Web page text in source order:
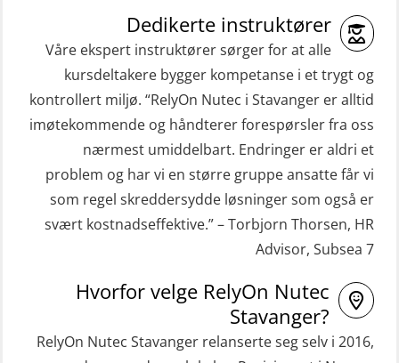
beredskapspersonell med E-læring
(OBSBLE044)
HLO/MOB/Søk- og Redningslag
kombinasjon – repetisjon (OSC1162)
HLO/Søk & Redningslag kombinasjon
– repetisjon (OSC1161)
Helikopterevakuering inkl.
Pustelunge (OSE1251)
Helikopterevakuering med HABD,
inkl. Brannslukking og Førstehjelp-
sivile mannskaper (FSC119)
Helikopterevakuering med HABD,
ROC sertifikat repetisjon (GMDSS)
(ORC103)
STCW Grunnkurs Redningsfarkoster
(MBSBLE022)
STCW Hurtiggående mann over bord
båt (HMOB) (MSE100)
STCW Hurtiggående mann over bord
båt (HMOB) oppdatering (MSE1001)
STCW Livbåtfører redningsfarkoster
32 t (MSE1031)
STCW Mann-Over-Bord
(hurtiggående) 32 t m/mørkekjøring
Dedikerte instruktører
Våre ekspert instruktører sørger for at alle
kursdeltakere bygger kompetanse i et trygt og
kontrollert miljø. “RelyOn Nutec i Stavanger er alltid
imøtekommende og håndterer forespørsler fra oss
nærmest umiddelbart. Endringer er aldri et
problem og har vi en større gruppe ansatte får vi
som regel skreddersydde løsninger som også er
svært kostnadseffektive.” – Torbjorn Thorsen, HR
Advisor, Subsea 7
Hvorfor velge RelyOn Nutec
Stavanger?
RelyOn Nutec Stavanger relanserte seg selv i 2016,